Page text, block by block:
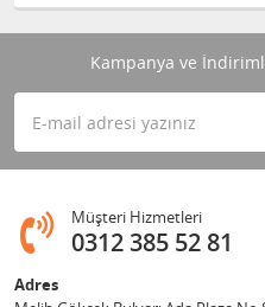
Kampanya ve
Müşteri Hizmetleri
0312 385 52 81
Adres